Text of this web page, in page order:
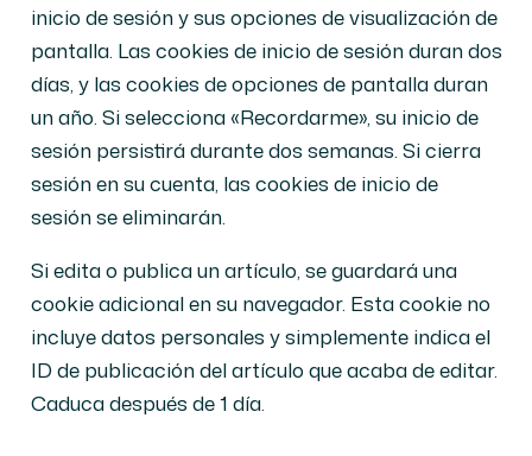
inicio de sesión y sus opciones de visualización de
pantalla. Las cookies de inicio de sesión duran dos
días, y las cookies de opciones de pantalla duran
un año. Si selecciona «Recordarme», su inicio de
sesión persistirá durante dos semanas. Si cierra
sesión en su cuenta, las cookies de inicio de
sesión se eliminarán.
Si edita o publica un artículo, se guardará una
cookie adicional en su navegador. Esta cookie no
incluye datos personales y simplemente indica el
ID de publicación del artículo que acaba de editar.
Caduca después de 1 día.